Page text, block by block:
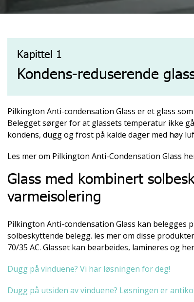
Kapittel 1
Kondens-reduserende
Pilkington Anti-condensation Glass er et glass
Belegget sørger for at glassets temperatur ikke
kondens, dugg og frost på kalde dager med høy
Les mer om Pilkington Anti-Condensation Glass
Glass med kombinert
varmeisolering
Pilkington Anti-condensation Glass kan belegges
solbeskyttende belegg. les mer om disse
70/35 AC. Glasset kan bearbeides, lamineres og
Dugg på vinduene? Vi har løsningen for deg!
Dugg på utsiden av vinduene? Løsningen er